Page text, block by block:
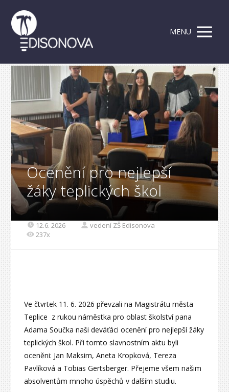
MENU
Ocenění pro nejlepší
žáky teplických škol
12.6. 2026
vedení ZŠ Edisonova
237x
Ve čtvrtek 11. 6. 2026 převzali na Magistrátu města
Teplice z rukou náměstka pro oblast školství pana
Adama Součka naši deváťáci ocenění pro nejlepší žáky
teplických škol. Při tomto slavnostním aktu byli
oceněni: Jan Maksim, Aneta Kropková, Tereza
Pavlíková a Tobias Gertsberger. Přejeme všem našim
absolventům mnoho úspěchů v dalším studiu.